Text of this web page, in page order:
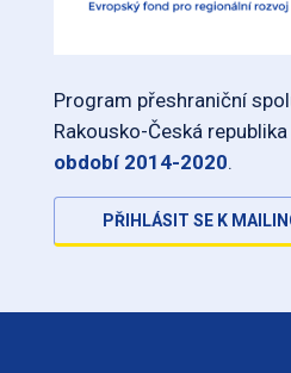
Program přeshraniční
Rakousko-Česká
období 2014-2020.
PŘIHLÁSIT SE K